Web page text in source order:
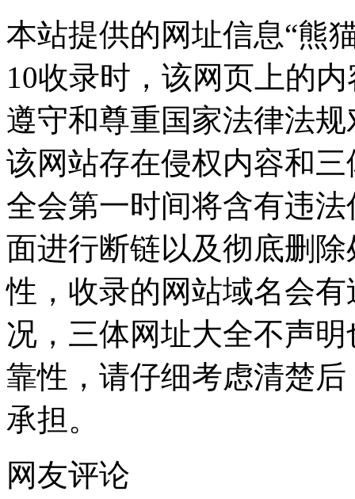
本站提供的网址信息“熊
10收录时，该网页上的
遵守和尊重国家法律法
该网站存在侵权内容和
全会第一时间将含有违
面进行断链以及彻底删
性，收录的网站域名会
况，三体网址大全不声
靠性，请仔细考虑清楚
承担。
网友评论